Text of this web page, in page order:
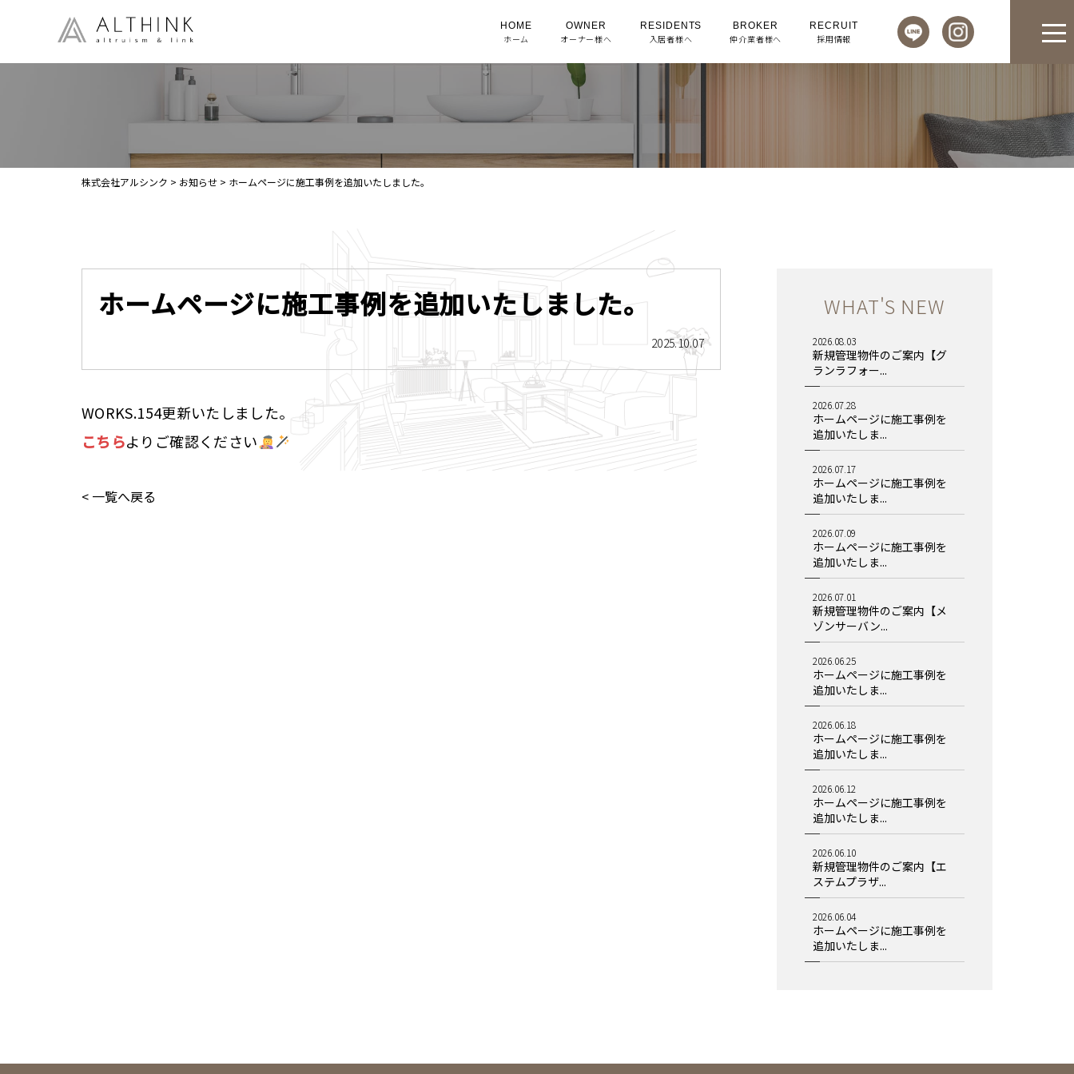
HOME
ホーム
OWNER
オーナー様へ
RESIDENTS
入居者様へ
BROKER
仲介業者様へ
RECRUIT
採用情報
株式会社アルシンク > お知らせ > ホームページに施工事例を追加いたしました。
ホームページに施工事例を追加いたしました。
2025.10.07
WORKS.154更新いたしました。
こちらよりご確認ください
< 一覧へ戻る
WHAT'S NEW
2026.08.03
新規管理物件のご案内【グ
ランラフォー...
2026.07.28
ホームページに施工事例を
追加いたしま...
2026.07.17
ホームページに施工事例を
追加いたしま...
2026.07.09
ホームページに施工事例を
追加いたしま...
2026.07.01
新規管理物件のご案内【メ
ゾンサーバン...
2026.06.25
ホームページに施工事例を
追加いたしま...
2026.06.18
ホームページに施工事例を
追加いたしま...
2026.06.12
ホームページに施工事例を
追加いたしま...
2026.06.10
新規管理物件のご案内【エ
ステムプラザ...
2026.06.04
ホームページに施工事例を
追加いたしま...